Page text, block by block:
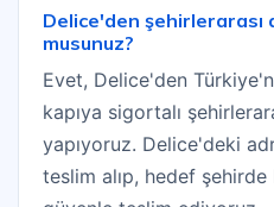
Delice'den
musunuz?
Evet, Delice'den
kapıya sigortalı
yapıyoruz. Delice'deki
teslim alıp, hedef